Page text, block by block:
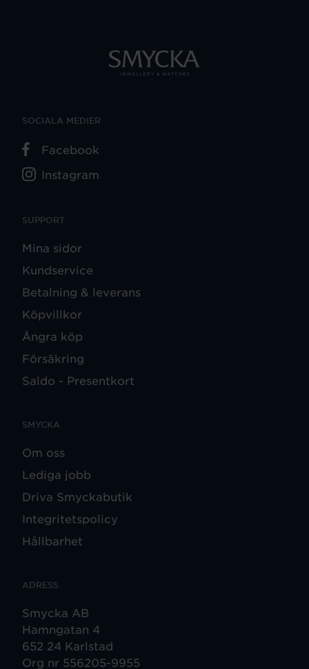
SUPPORT
Mina sidor
Kundservice
Betalning & leverans
Köpvillkor
Ångra köp
Försäkring
Saldo - Presentkort
SMYCKA
Om oss
Lediga jobb
Driva Smyckabutik
Integritetspolicy
Hållbarhet
ADRESS
Smycka AB
Hamngatan 4
652 24 Karlstad
Org nr 556205-9955
SOCIALA MEDIER
Facebook
Instagram